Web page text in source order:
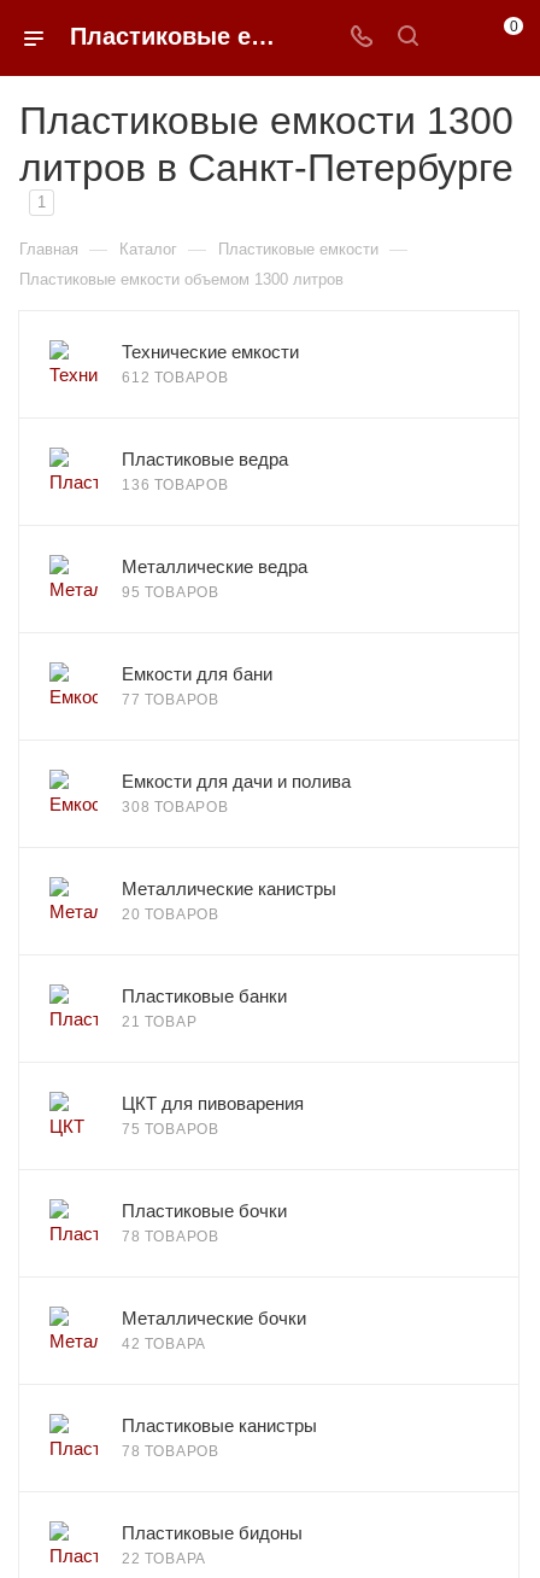
Пластиковые емкости 1300 литров в Санкт-Петербурге 0
Пластиковые емкости 1300
литров в Санкт-Петербурге
1
Главная — Каталог — Пластиковые емкости —
Пластиковые емкости объемом 1300 литров
Технические емкости
612 ТОВАРОВ
Пластиковые ведра
136 ТОВАРОВ
Металлические ведра
95 ТОВАРОВ
Емкости для бани
77 ТОВАРОВ
Емкости для дачи и полива
308 ТОВАРОВ
Металлические канистры
20 ТОВАРОВ
Пластиковые банки
21 ТОВАР
ЦКТ для пивоварения
75 ТОВАРОВ
Пластиковые бочки
78 ТОВАРОВ
Металлические бочки
42 ТОВАРА
Пластиковые канистры
78 ТОВАРОВ
Пластиковые бидоны
22 ТОВАРА